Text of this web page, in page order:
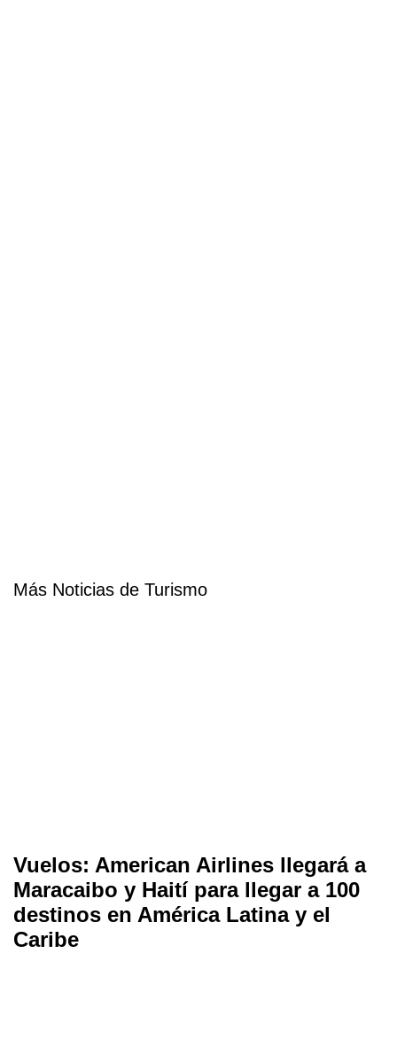
Más Noticias de Turismo
Vuelos: American Airlines llegará a
Maracaibo y Haití para llegar a 100
destinos en América Latina y el
Caribe